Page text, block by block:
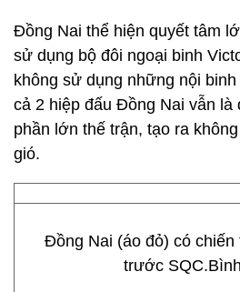
Đồng Nai thể hiện quyết tâm
sử dụng bộ đôi ngoại binh
không sử dụng những nội
cả 2 hiệp đấu Đồng Nai vẫn là
phần lớn thế trận, tạo ra
gió.
Đồng Nai (áo đỏ) có chiến
trước